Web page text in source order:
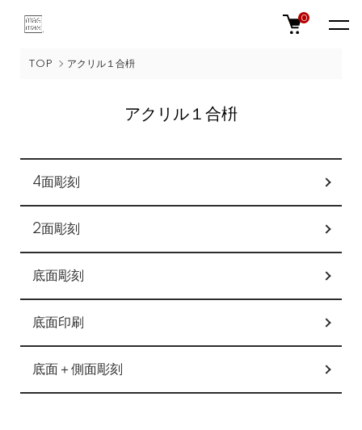
0
TOP アクリル１合枡
アクリル１合枡
カテゴリー一覧
4面彫刻
2面彫刻
底面彫刻
底面印刷
底面＋側面彫刻